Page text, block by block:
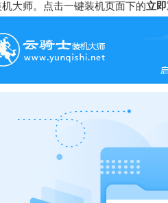
大师。点击一键装机页面下的立